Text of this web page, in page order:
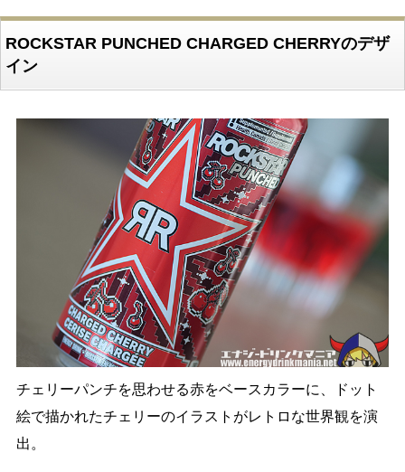
ROCKSTAR PUNCHED CHARGED CHERRYのデザ
イン
チェリーパンチを思わせる赤をベースカラーに、ドット
絵で描かれたチェリーのイラストがレトロな世界観を演
出。